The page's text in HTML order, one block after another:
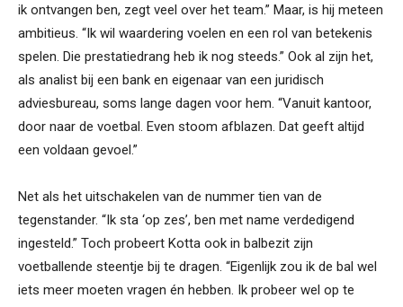
ik ontvangen ben, zegt veel over het team.” Maar, is hij meteen
ambitieus. “Ik wil waardering voelen en een rol van betekenis
spelen. Die prestatiedrang heb ik nog steeds.” Ook al zijn het,
als analist bij een bank en eigenaar van een juridisch
adviesbureau, soms lange dagen voor hem. “Vanuit kantoor,
door naar de voetbal. Even stoom afblazen. Dat geeft altijd
een voldaan gevoel.”
Net als het uitschakelen van de nummer tien van de
tegenstander. “Ik sta ‘op zes’, ben met name verdedigend
ingesteld.” Toch probeert Kotta ook in balbezit zijn
voetballende steentje bij te dragen. “Eigenlijk zou ik de bal wel
iets meer moeten vragen én hebben. Ik probeer wel op te